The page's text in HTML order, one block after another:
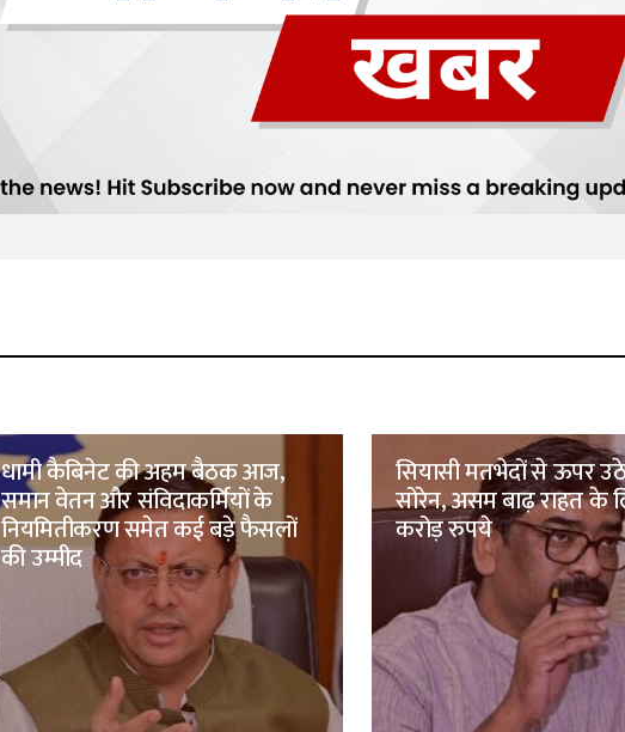
धामी कैबिनेट की अहम बैठक आज,
समान वेतन और संविदाकर्मियों के
नियमितीकरण समेत कई बड़े फैसलों
की उम्मीद
सियासी मतभेदों से ऊपर
सोरेन, असम बाढ़ राहत के
करोड़ रुपये